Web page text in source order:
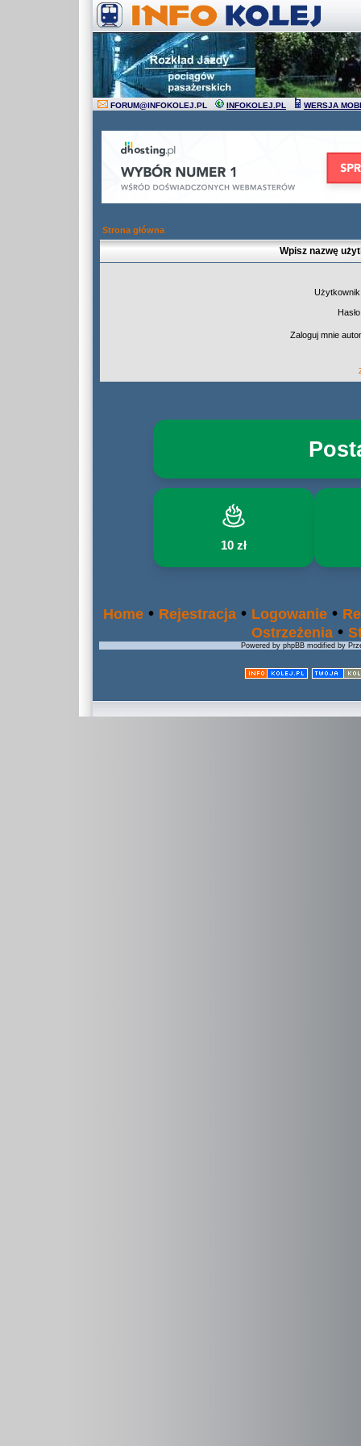
FORUM@INFOKOLEJ.PL INFOKOLEJ.PL WERSJA
Strona główna
Wpisz nazwę
Zaloguj mnie
10 zł
Home • Rejestracja • Logowanie •
Ostrzeżenia •
Powered by phpBB modified by